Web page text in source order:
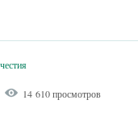
14 610 просмотров